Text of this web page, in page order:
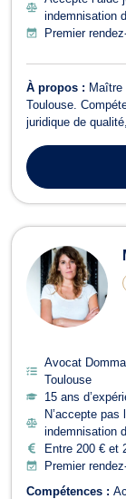
indemnisation
Premier
À propos : Maître
Toulouse.
juridique de
chaque étape de
lors d'une enquête
Avocat
Toulouse
15 ans
N’accepte
indemnisation
Entre 200 € et
Premier
Compétences :